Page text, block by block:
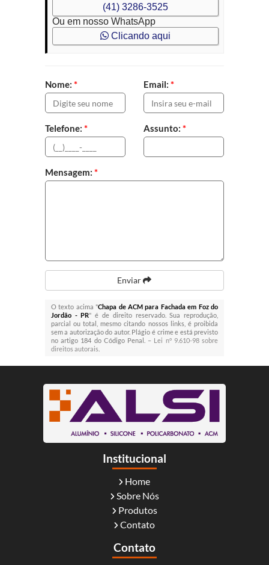
(41) 3286-3525
Ou em nosso WhatsApp
Clicando aqui
Nome: * Email: *
Telefone: * Assunto: *
Mensagem: *
Enviar
O texto acima "Chapa de ACM para Fachada em Foz do
Jordão - PR" é de direito reservado. Sua reprodução,
parcial ou total, mesmo citando nossos links, é proibida
sem a autorização do autor. Plágio é crime e está previsto
no artigo 184 do Código Penal. – Lei n° 9.610-98 sobre
direitos autorais.
Institucional
Home
Sobre Nós
Produtos
Contato
Contato